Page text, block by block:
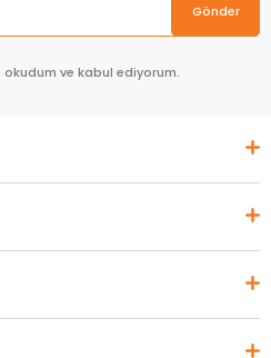
Gönder
okudum ve kabul ediyorum.